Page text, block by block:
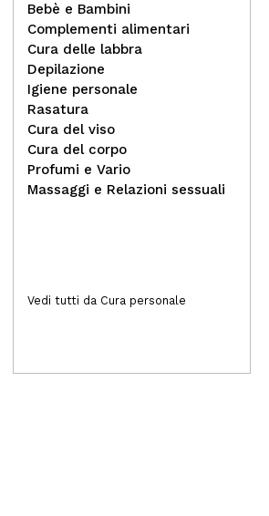
Geek & Gorgeous - Siero
all'acido salicilico al 2%
Porefectly Clear - Pelle
mista e grassa
9,99€
Bebè e Bambini
Complementi alimentari
Cura delle labbra
Depilazione
Igiene personale
Rasatura
Cura del viso
Cura del corpo
Profumi e Vario
Massaggi e Relazioni sessuali
Vedi tutti da Cura personale